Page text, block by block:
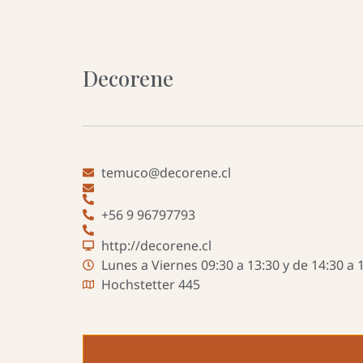
Decorene
temuco@decorene.cl
+56 9 96797793
http://decorene.cl
Lunes a Viernes 09:30 a 13:30 y de 14:30 a
Hochstetter 445